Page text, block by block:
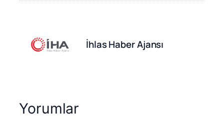
İhlas Haber Ajansı
Yorumlar